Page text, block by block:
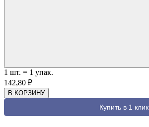
1 шт. = 1 упак.
142,80 ₽
В КОРЗИНУ
Купить в 1 клик